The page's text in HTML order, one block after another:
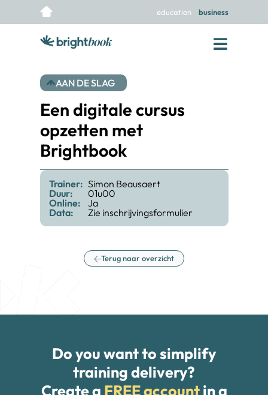
education business
AAN DE SLAG
Een digitale cursus
opzetten met
Brightbook
Trainer: Simon Beausaert
Duur:
01u00
Online:
Ja
Data:
Zie inschrijvingsformulier
Terug naar overzicht
Do you want to simplify
training delivery?
Create a FREE accountin a